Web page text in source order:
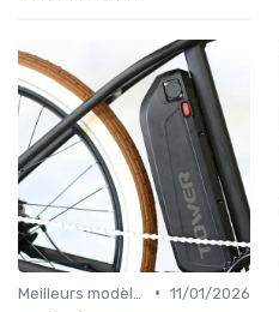
• 11/01/2026